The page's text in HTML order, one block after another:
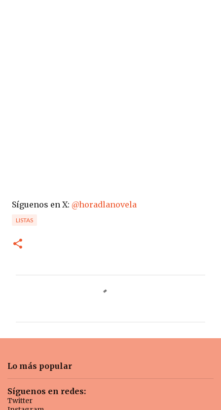
Síguenos en X: @horadlanovela
LISTAS
r
i
Lo más popular
Síguenos en redes:
Twitter